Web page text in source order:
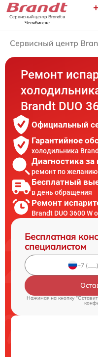
Сервисный центр Brandtв
Челябинске
Сервисный центр
Ремонт
Brandt DUO
Официальный
Гарантийное
холодильника
Диагностика за
ремонт по желанию
Бесплатный
в день обращения
Ремонт
Brandt DUO 3600 W
Бесплатная
специалистом
Нажимая на кнопку